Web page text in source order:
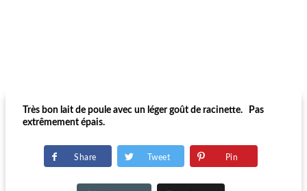
Très bon lait de poule avec un léger goût de racinette. Pas
extrêmement épais.
Share Tweet Pin